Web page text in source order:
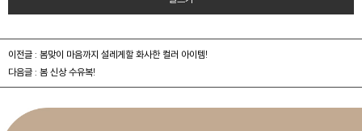
이전글 : 봄맞이 마음까지 설레게할 화사한 컬러 아이템!
다음글 : 봄 신상 수유복!